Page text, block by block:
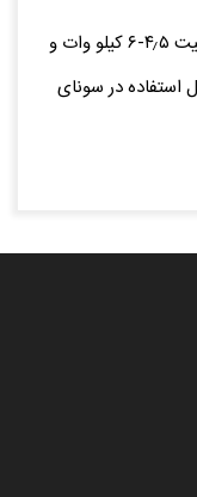
هیتر سونا خشک سری Moderna دارای ظرفیت ۴٫۵-۶ کیلو وات و
مکعب و قابل استفاده در سونای